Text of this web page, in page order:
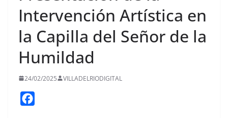
Intervención Artística en
la Capilla del Señor de la
Humildad
24/02/2025 VILLADELRIODIGITAL